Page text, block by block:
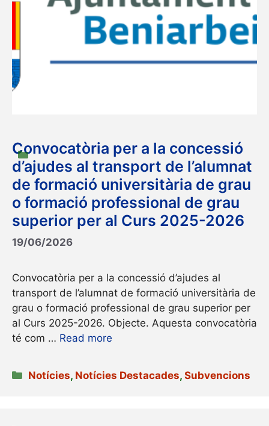
Convocatòria per a la concessió
d’ajudes al transport de l’alumnat
de formació universitària de grau
o formació professional de grau
superior per al Curs 2025-2026
19/06/2026
Convocatòria per a la concessió d’ajudes al
transport de l’alumnat de formació universitària de
grau o formació professional de grau superior per
al Curs 2025-2026. Objecte. Aquesta convocatòria
té com … Read more
Categories
Notícies, Notícies Destacades,Subvencions
28/11/2023
L’objectiu principal és la implementació de
recollides de residus separades,
específicament per a la fracció orgànica. Això
implica l’adquisició de 20 contenidors de 700
Categories
Categories pàgines, Pag. Ajuntament